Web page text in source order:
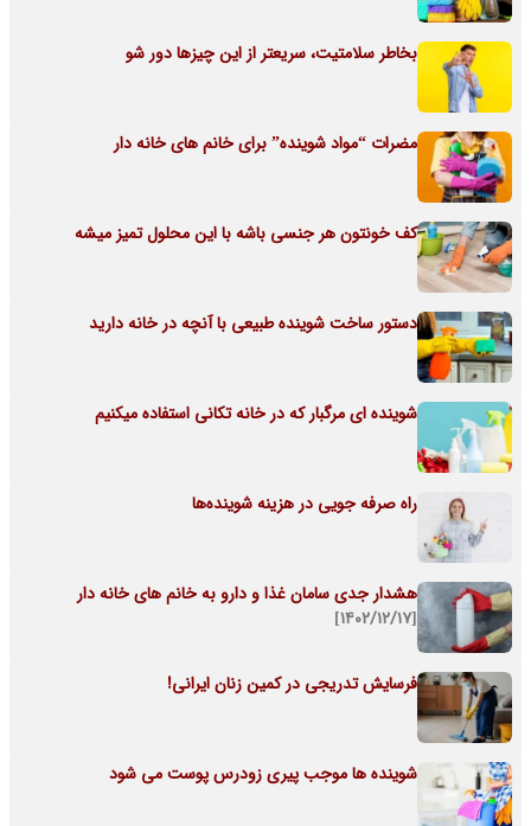
بخاطر سلامتیت، سریعتر از این چیزها دور شو
مضرات “مواد شوینده” برای خانم های خانه دار
کف خونتون هر جنسی باشه با این محلول تمیز میشه
دستور ساخت شوینده طبیعی با آنچه در خانه دارید
شوینده ای مرگبار که در خانه تکانی استفاده میکنیم
راه صرفه جویی در هزینه شوینده‌ها
هشدار جدی سامان غذا و دارو به خانم های خانه دار
[۱۴۰۲/۱۲/۱۷]
فرسایش تدریجی در کمین زنان ایرانی!
شوینده ها موجب پیری زودرس پوست می شود